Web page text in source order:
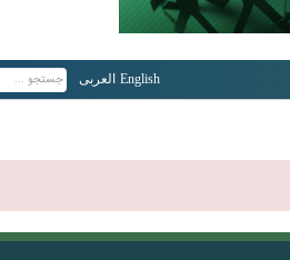
English العربی